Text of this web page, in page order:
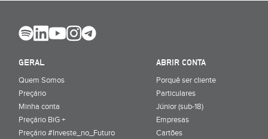
GERAL
Quem Somos
Preçário
Minha conta
Preçário BiG +
Preçário #Investe_no_Futuro
ABRIR CONTA
Porquê ser cliente
Particulares
Júnior (sub-18)
Empresas
Cartões